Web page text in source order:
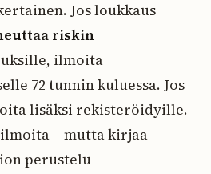
Jos loukkaus
riskin
ilmoita
72 tunnin kuluessa. Jos
lisäksi rekisteröidyille.
– mutta kirjaa
perustelu